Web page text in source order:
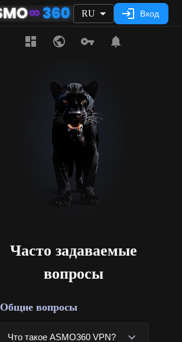
RU Вход
Часто задаваемые
вопросы
Общие вопросы
Что такое ASMO360 VPN?